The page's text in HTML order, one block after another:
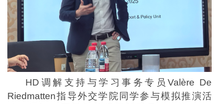
HD调解支持与学习事务专员Valère De
Riedmatten指导外交学院同学参与模拟推演活